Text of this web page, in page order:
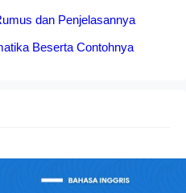
dan Penjelasannya
Beserta Contohnya